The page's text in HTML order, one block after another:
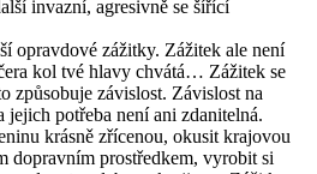
invazní, agresivně se šířící
opravdové zážitky. Zážitek ale není
kol tvé hlavy chvátá… Zážitek se
způsobuje závislost. Závislost na
jejich potřeba není ani zdanitelná.
krásně zřícenou, okusit krajovou
dopravním prostředkem, vyrobit si